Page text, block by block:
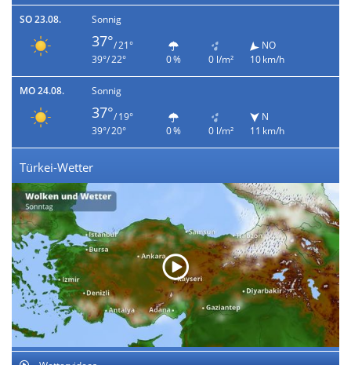
SO 23.08. Sonnig
37°/ 21°
39°/ 22°
0 % 0 l/m²
NO
10 km/h
MO 24.08. Sonnig
37°/ 19°
39°/ 20°
0 % 0 l/m²
N
11 km/h
Türkei-Wetter